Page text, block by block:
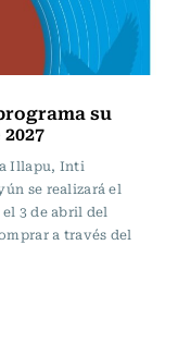
su
Illapu, Inti
se realizará el
3 de abril del
a través del